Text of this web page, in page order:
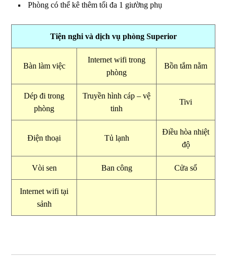
Phòng có thể kê thêm tối đa 1 giường phụ
Tiện nghi và dịch vụ phòng Superior
Bàn làm việc
Internet wifi trong
phòng
Bồn tắm nằm
Dép đi trong
phòng
Truyền hình cáp – vệ
tinh
Tivi
Điện thoại Tủ lạnh
Điều hòa nhiệt
độ
Vòi sen Ban công Cửa sổ
Internet wifi tại
sảnh